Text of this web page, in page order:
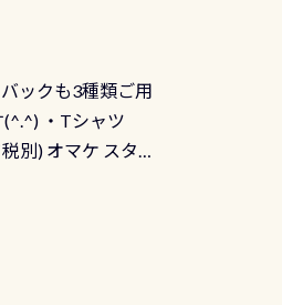
ックも3種類ご用
(^.^) ・Tシャツ
別) オマケ スタ